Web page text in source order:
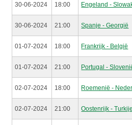
30-06-2024 18:00 Engeland -
30-06-2024 21:00 Spanje - Georgië
01-07-2024 18:00 Frankrijk - België
01-07-2024 21:00 Portugal -
02-07-2024 18:00 Roemenië -
02-07-2024 21:00 Oostenrijk - Turkije